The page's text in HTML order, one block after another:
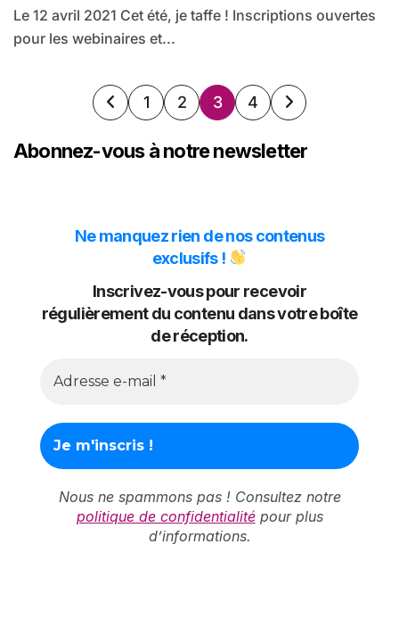
Le 12 avril 2021 Cet été, je taffe ! Inscriptions ouvertes
pour les webinaires et...
Pagination
publications
1 2 3 4
Abonnez-vous à notre newsletter
Ne manquez rien de nos contenus
exclusifs !
Inscrivez-vous pour recevoir
régulièrement du contenu dans votre boîte
de réception.
Nous ne spammons pas ! Consultez notre
politique de confidentialitépour plus
d’informations.